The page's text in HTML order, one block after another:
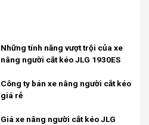
Những tính năng vượt trội của xe
nâng người cắt kéo JLG 1930ES
Công ty bán xe nâng người cắt kéo
giá rẻ
Giá xe nâng người cắt kéo JLG